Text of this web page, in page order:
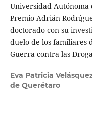
Universidad Autónoma
Premio Adrián
doctorado con su
duelo de los familiares
Guerra contra las
Eva Patricia
de Querétaro